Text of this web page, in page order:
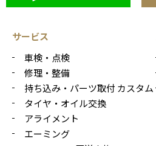
サービス
車検・点検
修理・整備
持ち込み・パーツ取付 カスタム
タイヤ・オイル交換
アライメント
エーミング